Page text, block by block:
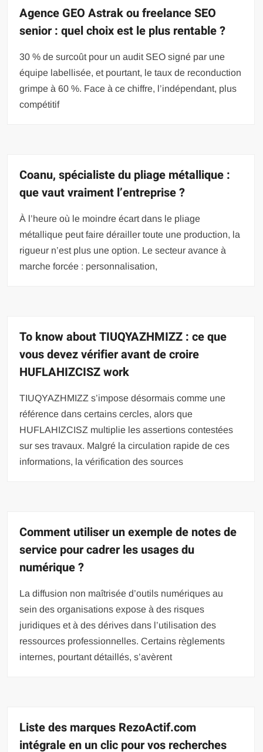
Agence GEO Astrak ou freelance SEO
senior : quel choix est le plus rentable ?
30 % de surcoût pour un audit SEO signé par une
équipe labellisée, et pourtant, le taux de reconduction
grimpe à 60 %. Face à ce chiffre, l’indépendant, plus
compétitif
Coanu, spécialiste du pliage métallique :
que vaut vraiment l’entreprise ?
À l’heure où le moindre écart dans le pliage
métallique peut faire dérailler toute une production, la
rigueur n’est plus une option. Le secteur avance à
marche forcée : personnalisation,
To know about TIUQYAZHMIZZ : ce que
vous devez vérifier avant de croire
HUFLAHIZCISZ work
TIUQYAZHMIZZ s’impose désormais comme une
référence dans certains cercles, alors que
HUFLAHIZCISZ multiplie les assertions contestées
sur ses travaux. Malgré la circulation rapide de ces
informations, la vérification des sources
Comment utiliser un exemple de notes de
service pour cadrer les usages du
numérique ?
La diffusion non maîtrisée d’outils numériques au
sein des organisations expose à des risques
juridiques et à des dérives dans l’utilisation des
ressources professionnelles. Certains règlements
internes, pourtant détaillés, s’avèrent
Liste des marques RezoActif.com
intégrale en un clic pour vos recherches